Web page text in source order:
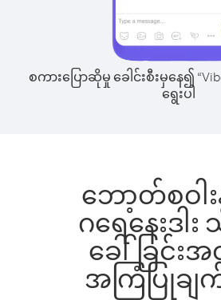
စကားပြောဆိုမှု ခေါင်းစီးမှနေ၍
ရွေးပါ
ဘော့တ်စဝါး
ဂရေနေးဒါး
ခေါ်ခြင်
အကြံပြုချက်